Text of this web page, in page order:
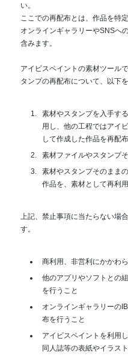
い。
ここでの再配布とは、作品を特
オンラインギャラリーやSNSへ
含みます。
アイビスペイントの素材ツール
タンプの再配布について、以下を
素材やスタンプを入手す
用し、他の工程ではアイ
して作成した作品を再配布
素材ファイルやスタンプ
素材やスタンプそのまま
作品を、素材として再利
上記、禁止事項に当たらない場
す。
商利用、非営利にかかわ
他のアプリやソフトとの
を行うこと
オンラインギャラリーの
布を行うこと
アイビスペイントを利用
同人誌等の表紙やイラス